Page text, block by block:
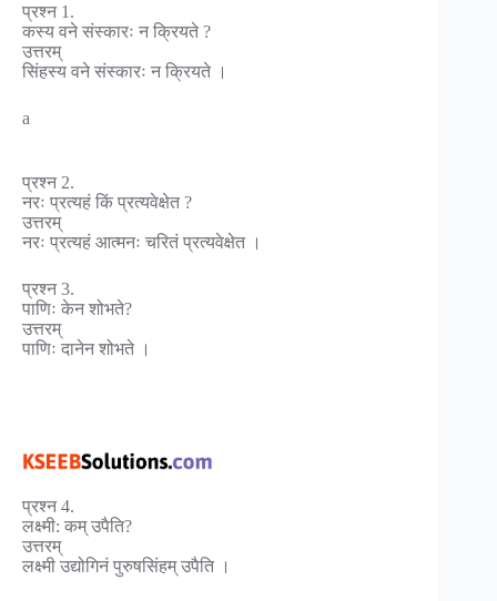
प्रश्न 1.
कस्य वने संस्कारः न क्रियते ?
उत्तरम्
सिंहस्य वने संस्कारः न क्रियते ।
a
प्रश्न 2.
नरः प्रत्यहं किं प्रत्यवेक्षेत ?
उत्तरम्
नरः प्रत्यहं आत्मनः चरितं प्रत्यवेक्षेत ।
प्रश्न 3.
पाणिः केन शोभते?
उत्तरम्
पाणिः दानेन शोभते ।
प्रश्न 4.
लक्ष्मी: कम् उपैति?
उत्तरम्
लक्ष्मी उद्योगिनं पुरुषसिंहम् उपैति ।